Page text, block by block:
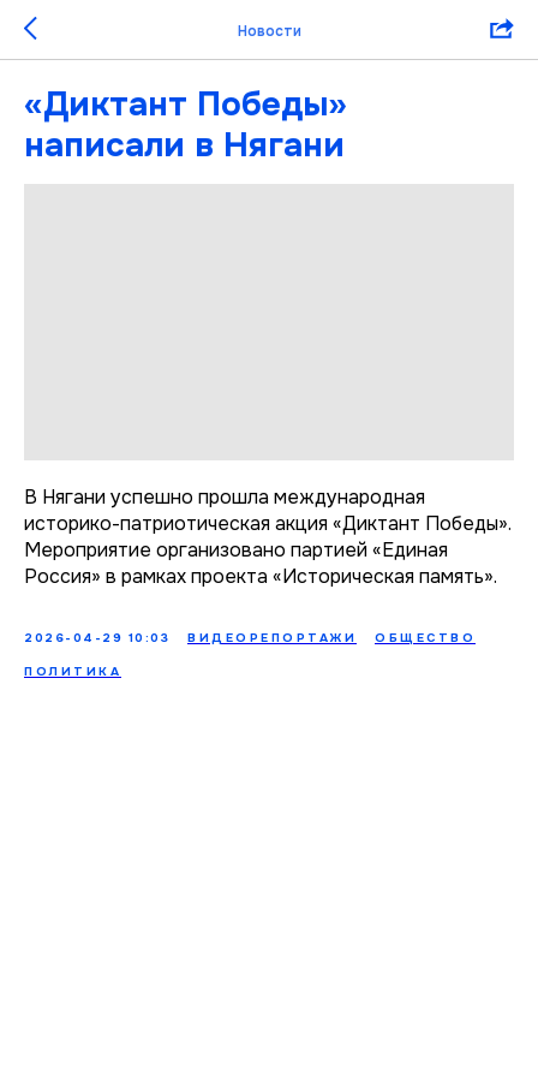
Новости
«Диктант Победы»
написали в Нягани
В Нягани успешно прошла международная
историко-патриотическая акция «Диктант Победы».
Мероприятие организовано партией «Единая
Россия» в рамках проекта «Историческая память».
2026-04-29 10:03 ВИДЕОРЕПОРТАЖИ ОБЩЕСТВО
ПОЛИТИКА